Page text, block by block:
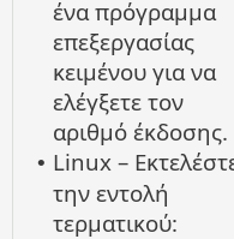
ένα πρόγραμμα
επεξεργασίας
κειμένου για να
ελέγξετε τον
αριθμό έκδοσης.
• Linux –
την εντολή
τερματικού: